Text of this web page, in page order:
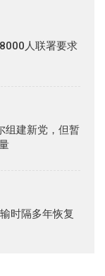
人联署要求
组建新党，但暂
时隔多年恢复